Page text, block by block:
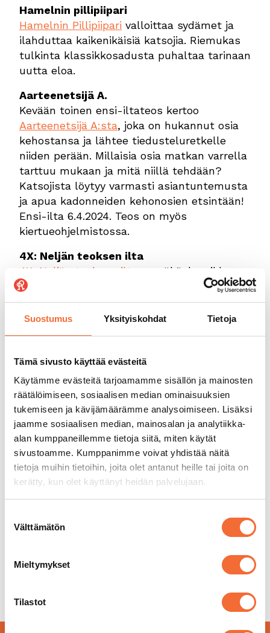
Suostumus Yksityiskohdat Tietoja
Tämä sivusto käyttää evästeitä
Käytämme evästeitä tarjoamamme sisällön ja mainosten
räätälöimiseen, sosiaalisen median ominaisuuksien
tukemiseen ja kävijämäärämme analysoimiseen. Lisäksi
jaamme sosiaalisen median, mainosalan ja analytiikka-
alan kumppaneillemme tietoja siitä, miten käytät
sivustoamme. Kumppanimme voivat yhdistää näitä
tietoja muihin tietoihin, joita olet antanut heille tai joita on
kerätty, kun olet käyttänyt heidän palvelujaan.
valinta
Välttämätön
Mieltymykset
Tilastot
Hamelnin pillipiipari
Hamelnin Pillipiipari valloittaa sydämet ja
ilahduttaa kaikenikäisiä katsojia. Riemukas
tulkinta klassikkosadusta puhaltaa tarinaan
uutta eloa.
Aarteenetsijä A.
Kevään toinen ensi-iltateos kertoo
Aarteenetsijä A:sta, joka on hukannut osia
kehostansa ja lähtee tiedusteluretkelle
niiden perään. Millaisia osia matkan varrella
tarttuu mukaan ja mitä niillä tehdään?
Katsojista löytyy varmasti asiantuntemusta
ja apua kadonneiden kehonosien etsintään!
Ensi-ilta 6.4.2024. Teos on myös
kiertueohjelmistossa.
4X: Neljän teoksen ilta
4X: Neljän teoksen ilta
on näköalapaikka
kotimaiseen tanssikenttään. Koe neljä
nykytanssiteosta yhden illan aikana ja avaa
lopuksi sanainen arkkusi. Voit ruotia
nousevista teemoista.
4X: Neljän teoksen ilta 31.5.2024.
Silkkitehtaan kaupunkitanssit
Silkkitehtaan kaupunkitanssit kutsuvat
jälleen laittamaan jalalla koreasti!
Tapahtuma on osa Vantaan kaupungin 50-
vuotisjuhlia. Tapahtuma on ilmainen ja
suunnattu kaikenikäisille.